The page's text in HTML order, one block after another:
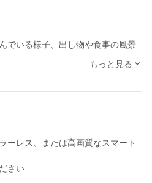
でいる様子、出し物や食事の風景
な笑顔をたくさん引き出していた
撮影
もっと見る
ーレス、または高画質なスマート
さい